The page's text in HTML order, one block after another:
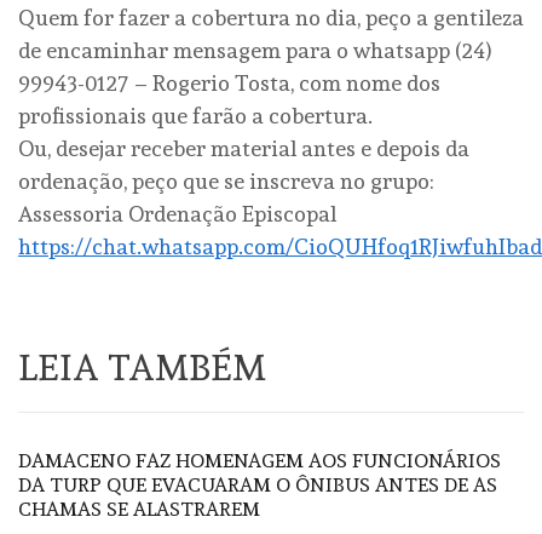
Quem for fazer a cobertura no dia, peço a gentileza
de encaminhar mensagem para o whatsapp (24)
99943-0127 – Rogerio Tosta, com nome dos
profissionais que farão a cobertura.
Ou, desejar receber material antes e depois da
ordenação, peço que se inscreva no grupo:
Assessoria Ordenação Episcopal
https://chat.whatsapp.com/
LEIA TAMBÉM
DAMACENO FAZ HOMENAGEM AOS FUNCIONÁRIOS
DA TURP QUE EVACUARAM O ÔNIBUS ANTES DE AS
CHAMAS SE ALASTRAREM